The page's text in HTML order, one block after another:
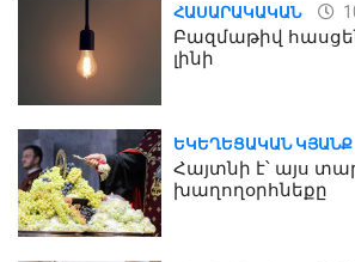
ՀԱՍԱՐԱԿԱԿԱՆ
Բազմաթիվ
լինի
ԵԿԵՂԵՑԱԿԱՆ ԿՅԱՆՔ
Հայտնի է՝ այս
խաղողօրհնեքը